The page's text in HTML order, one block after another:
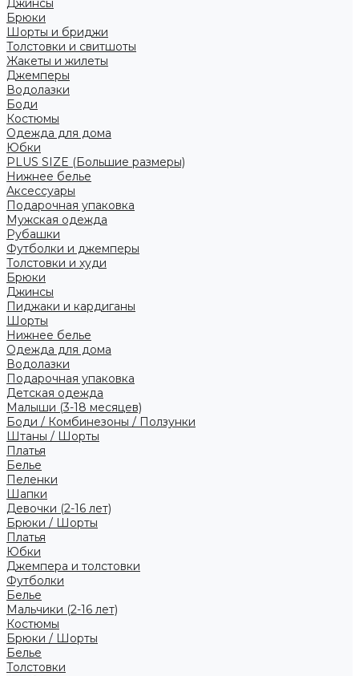
Джинсы
Брюки
Шорты и бриджи
Толстовки и свитшоты
Жакеты и жилеты
Джемперы
Водолазки
Боди
Костюмы
Одежда для дома
Юбки
PLUS SIZE (Большие размеры)
Нижнее белье
Аксессуары
Подарочная упаковка
Мужская одежда
Рубашки
Футболки и джемперы
Толстовки и худи
Брюки
Джинсы
Пиджаки и кардиганы
Шорты
Нижнее белье
Одежда для дома
Водолазки
Подарочная упаковка
Детская одежда
Малыши (3-18 месяцев)
Боди / Комбинезоны / Ползунки
Штаны / Шорты
Платья
Белье
Пеленки
Шапки
Девочки (2-16 лет)
Брюки / Шорты
Платья
Юбки
Джемпера и толстовки
Футболки
Белье
Мальчики (2-16 лет)
Костюмы
Брюки / Шорты
Белье
Толстовки